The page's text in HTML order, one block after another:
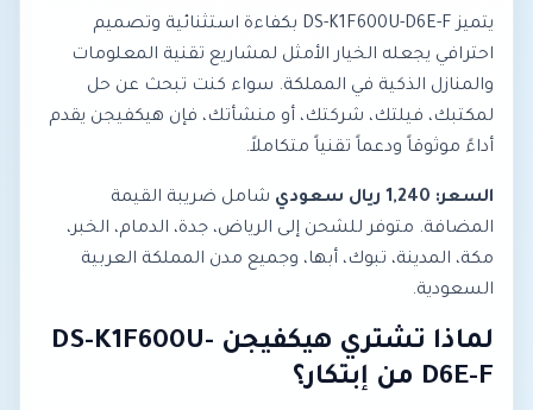
يتميز DS-K1F600U-D6E-F بكفاءة استثنائية وتصميم
احترافي يجعله الخيار الأمثل لمشاريع تقنية المعلومات
والمنازل الذكية في المملكة. سواء كنت تبحث عن حل
لمكتبك، فيلتك، شركتك، أو منشأتك، فإن هيكفيجن يقدم
أداءً موثوقاً ودعماً تقنياً متكاملاً.
السعر: 1,240 ريال سعودي
شامل ضريبة القيمة
المضافة. متوفر للشحن إلى الرياض، جدة، الدمام، الخبر،
مكة، المدينة، تبوك، أبها، وجميع مدن المملكة العربية
السعودية.
لماذا تشتري هيكفيجن DS-K1F600U-
D6E-F من إبتكار؟